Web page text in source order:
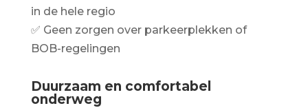
in de hele regio
✅ Geen zorgen over parkeerplekken of
BOB-regelingen
Duurzaam en comfortabel
onderweg